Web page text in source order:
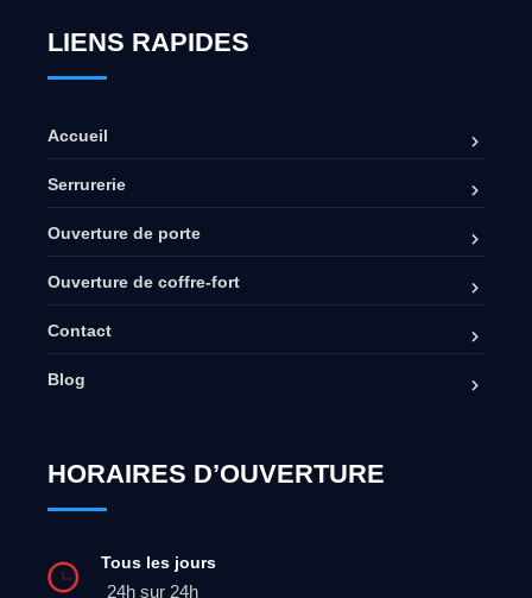
LIENS RAPIDES
Accueil
Serrurerie
Ouverture de porte
Ouverture de coffre-fort
Contact
Blog
HORAIRES D’OUVERTURE
Tous les jours
24h sur 24h